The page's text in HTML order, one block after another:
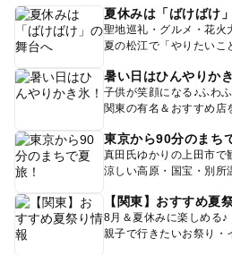
夏休みは「ばけばけ
聖地巡礼・グルメ・花火
夏の松江で「やりたいこ
暑い日はひんやりか
子供が笑顔になる♪ふわ
関東の有名＆おすすめ店
東京から90分のまち
真田氏ゆかりの上田市で
涼しい高原・国宝・別所
【関東】おすすめ夏
8月＆夏休みに楽しめる♪
親子で行きたいお祭り・